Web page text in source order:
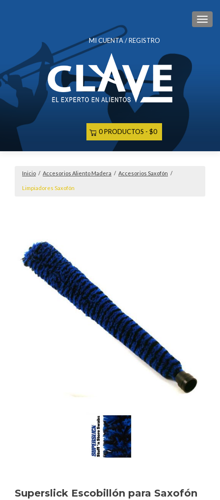
MI CUENTA / REGISTRO
0 PRODUCTOS $0
Inicio / Accesorios Aliento Madera / Accesorios Saxofón /
Limpiadores Saxofón
Superslick Escobillón para Saxofón